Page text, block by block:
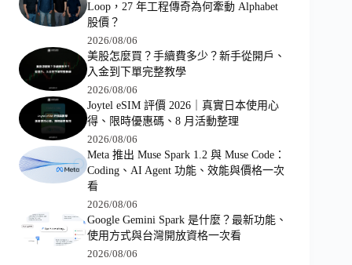
Loop，27 年工程傳奇為何牽動 Alphabet
股價？
2026/08/06
美股怎麼買？手續費多少？新手從開戶、
入金到下單完整教學
2026/08/06
Joytel eSIM 評價 2026｜真實日本使用心
得、限時優惠碼、8 月活動整理
2026/08/06
Meta 推出 Muse Spark 1.2 與 Muse Code：
Coding、AI Agent 功能、效能與價格一次
看
2026/08/06
Google Gemini Spark 是什麼？最新功能、
使用方式與台灣開放資格一次看
2026/08/06